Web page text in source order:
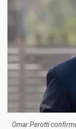
Omar Perotti